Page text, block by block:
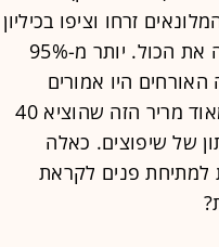
47% מהן של תיירים). המלונאים זרחו וציפו בכיליון
עיניים לשבירת שיא נוסף ב-2020. ואז באה מגפה ששינתה את הכול. יותר מ-95%
היו אמורים
להגיע בהמוניהם. רבים מהם השכילו להפוך את הלימון המאוד מריר הזה שהוציא 40
של שיפוצים. כאלה
למתיחת פנים לקראת